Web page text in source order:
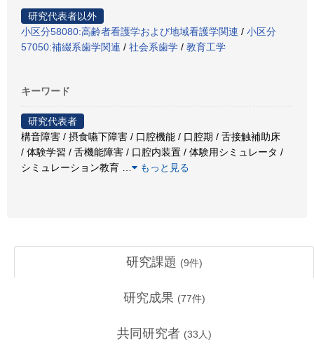
研究代表者以外
小区分58080:高齢者看護学および地域看護学関連 / 小区分
57050:補綴系歯学関連 / 社会系歯学 / 教育工学
キーワード
研究代表者
構音障害 / 摂食嚥下障害 / 口腔機能 / 口腔期 / 舌接触補助床
/ 体験学習 / 舌機能障害 / 口腔内装置 / 体験用シミュレータ /
シミュレーション教育
もっと見る
研究課題 (9件)
研究成果 (77件)
共同研究者 (33 人)